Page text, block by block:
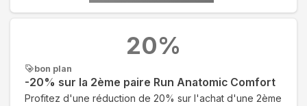
bon plan
-20% sur la 2ème paire Run Anatomic Comfort
Profitez d'une réduction de 20% sur l'achat d'une 2ème
20%